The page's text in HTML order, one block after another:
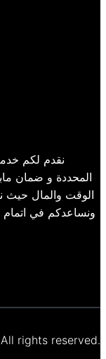
نقدم لكم
المحددة و ضمان
الوقت والمال حيث
ونساعدكم في اتمام
rights reserved.